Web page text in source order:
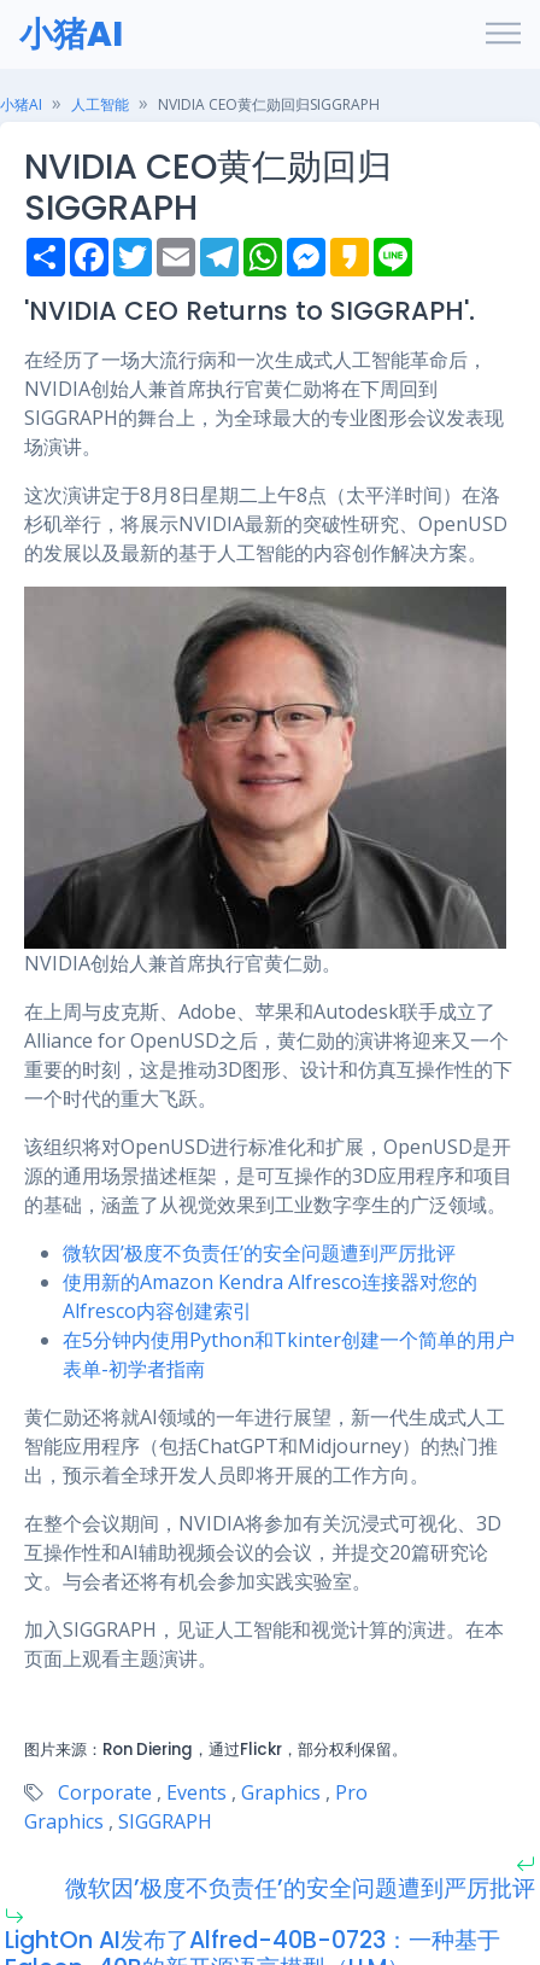
小猪AI
小猪AI 人工智能 NVIDIA CEO黄仁勋回归SIGGRAPH
NVIDIA CEO黄仁勋回归
SIGGRAPH
S
h
r
e
F
a
e
b
o
k
T
w
t
t
r
E
m
i
l
T
e
e
g
a
m
W
h
t
s
p
p
M
e
s
e
g
e
r
K
a
a
o
e
'NVIDIA CEO Returns to SIGGRAPH'.
在经历了一场大流行病和一次生成式人工智能革命后，
NVIDIA创始人兼首席执行官黄仁勋将在下周回到
SIGGRAPH的舞台上，为全球最大的专业图形会议发表现
场演讲。
这次演讲定于8月8日星期二上午8点（太平洋时间）在洛
杉矶举行，将展示NVIDIA最新的突破性研究、OpenUSD
的发展以及最新的基于人工智能的内容创作解决方案。
NVIDIA创始人兼首席执行官黄仁勋。
在上周与皮克斯、Adobe、苹果和Autodesk联手成立了
Alliance for OpenUSD之后，黄仁勋的演讲将迎来又一个
重要的时刻，这是推动3D图形、设计和仿真互操作性的下
一个时代的重大飞跃。
该组织将对OpenUSD进行标准化和扩展，OpenUSD是开
源的通用场景描述框架，是可互操作的3D应用程序和项目
的基础，涵盖了从视觉效果到工业数字孪生的广泛领域。
微软因’极度不负责任’的安全问题遭到严厉批评
使用新的Amazon Kendra Alfresco连接器对您的
Alfresco内容创建索引
在5分钟内使用Python和Tkinter创建一个简单的用户
表单-初学者指南
黄仁勋还将就AI领域的一年进行展望，新一代生成式人工
智能应用程序（包括ChatGPT和Midjourney）的热门推
出，预示着全球开发人员即将开展的工作方向。
在整个会议期间，NVIDIA将参加有关沉浸式可视化、3D
互操作性和AI辅助视频会议的会议，并提交20篇研究论
文。与会者还将有机会参加实践实验室。
加入SIGGRAPH，见证人工智能和视觉计算的演进。在本
页面上观看主题演讲。
图片来源：Ron Diering，通过Flickr，部分权利保留。
Corporate , Events , Graphics , Pro
Graphics , SIGGRAPH
微软因’极度不负责任’的安全问题遭到严厉批评
LightOn AI发布了Alfred-40B-0723：一种基于